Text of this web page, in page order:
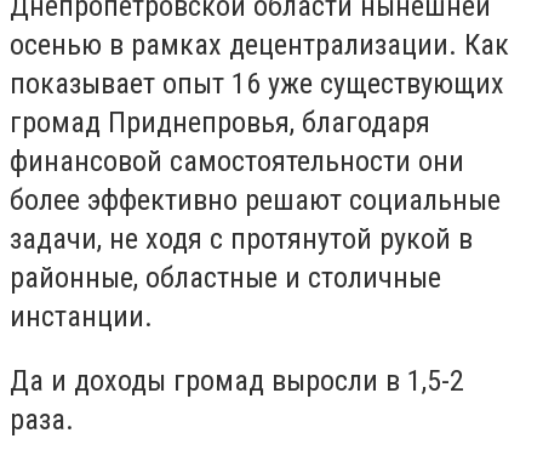
осенью в рамках децентрализации. Как
показывает опыт 16 уже существующих
громад Приднепровья, благодаря
финансовой самостоятельности они
более эффективно решают социальные
задачи, не ходя с протянутой рукой в
районные, областные и столичные
инстанции.
Да и доходы громад выросли в 1,5-2
раза.